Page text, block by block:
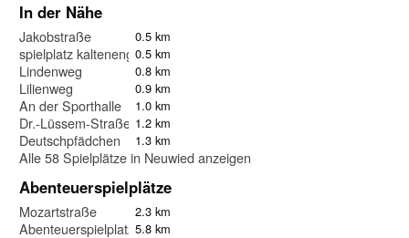
In der Nähe
Jakobstraße 0.5 km
spielplatz kaltenengers0.5 km
Lindenweg 0.8 km
Lilienweg 0.9 km
An der Sporthalle 1.0 km
Dr.-Lüssem-Straße 1.2 km
Deutschpfädchen 1.3 km
Alle 58 Spielplätze in Neuwied anzeigen
Abenteuerspielplätze
Mozartstraße 2.3 km
Abenteuerspielplatz 5.8 km